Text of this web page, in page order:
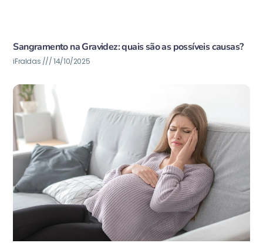
Sangramento na Gravidez: quais são as possíveis causas?
iFraldas 14/10/2025